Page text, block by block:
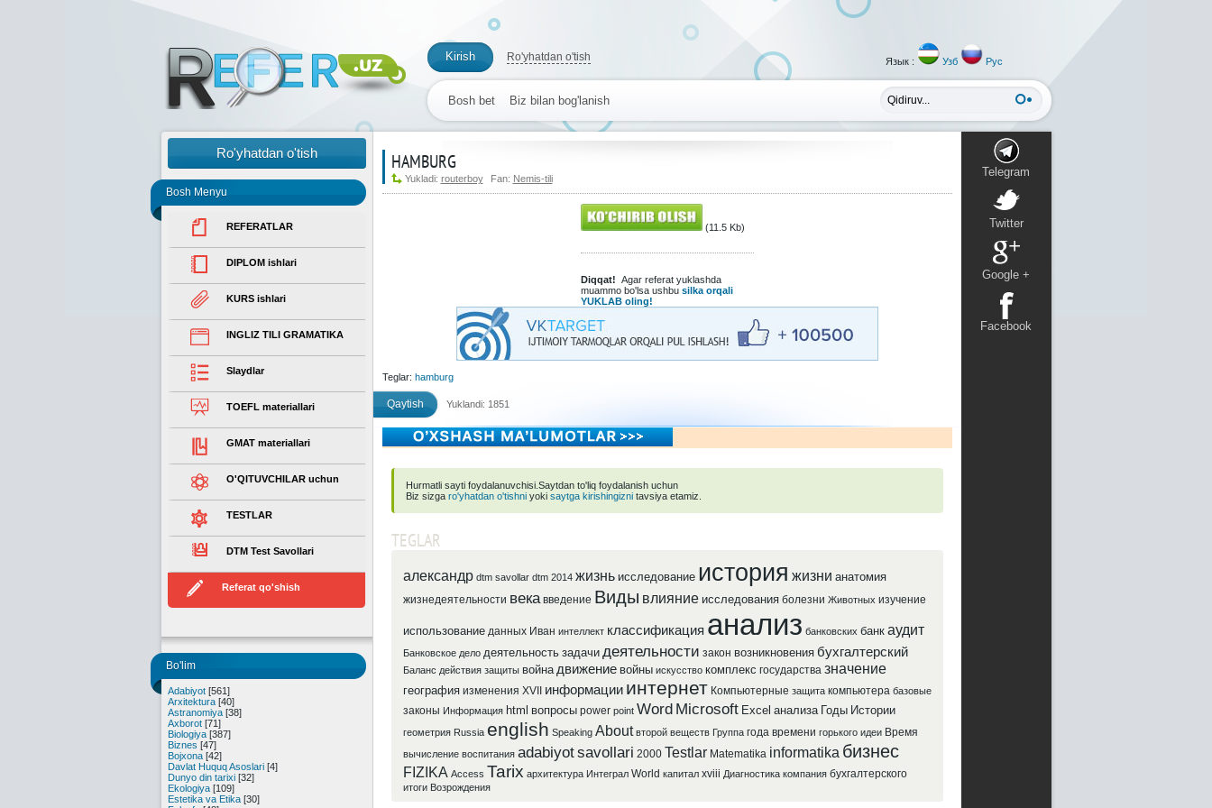
Kirish Ro'yhatdan o'tish Язык : Узб Рус
Bosh bet Biz bilan bog'lanish
Ro'yhatdan o'tish
Bosh Menyu
REFERATLAR
DIPLOM ishlari
KURS ishlari
INGLIZ TILI GRAMATIKA
Slaydlar
TOEFL materiallari
GMAT materiallari
O'QITUVCHILAR uchun
TESTLAR
DTM Test Savollari
Referat qo'shish
Bo'lim
Adabiyot [561]
Arxitektura [40]
Astranomiya [38]
Axborot [71]
Biologiya [387]
Biznes [47]
Bojxona [42]
Davlat Huquq Asoslari [4]
Dunyo din tarixi [32]
Ekologiya [109]
Estetika va Etika [30]
Telegram
Twitter
Google +
Facebook
HAMBURG
Yukladi: routerboy Fan: Nemis-tili
(11.5 Kb)
Diqqat! Agar referat yuklashda
muammo bo'lsa ushbu silka orqali
YUKLAB oling!
Teglar: hamburg
Qaytish Yuklandi: 1851
Hurmatli sayti foydalanuvchisi.Saytdan to'liq foydalanish uchun
Biz sizga ro'yhatdan o'tishniyoki saytga kirishingiznitavsiya etamiz.
TEGLAR
александр dtm savollar dtm 2014 жизнь исследование история жизни анатомия
жизнедеятельности века введение Виды влияние исследования болезни Животных изучение
использование данных Иван интеллект классификация анализ банковских банк аудит
Банковское дело деятельность задачи деятельности закон возникновения бухгалтерский
Баланс действия защиты война движение войны искусство комплекс государства значение
география изменения XVII информации интернет Компьютерные защита компьютера базовые
законы Информация html вопросы power point Word Microsoft Excel анализа Годы Истории
геометрия Russia english Speaking About второй веществ Группа года времени горького идеи Время
вычисление воспитания adabiyotsavollari 2000 Testlar Matematika informatika бизнес
FIZIKA Access Tarix архитектура Интеграл World капитал xviii Диагностика компания бухгалтерского
итоги Возрождения